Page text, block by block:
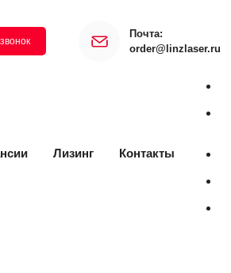
Почта:
order@linzlaser.ru
Лизинг Контакты